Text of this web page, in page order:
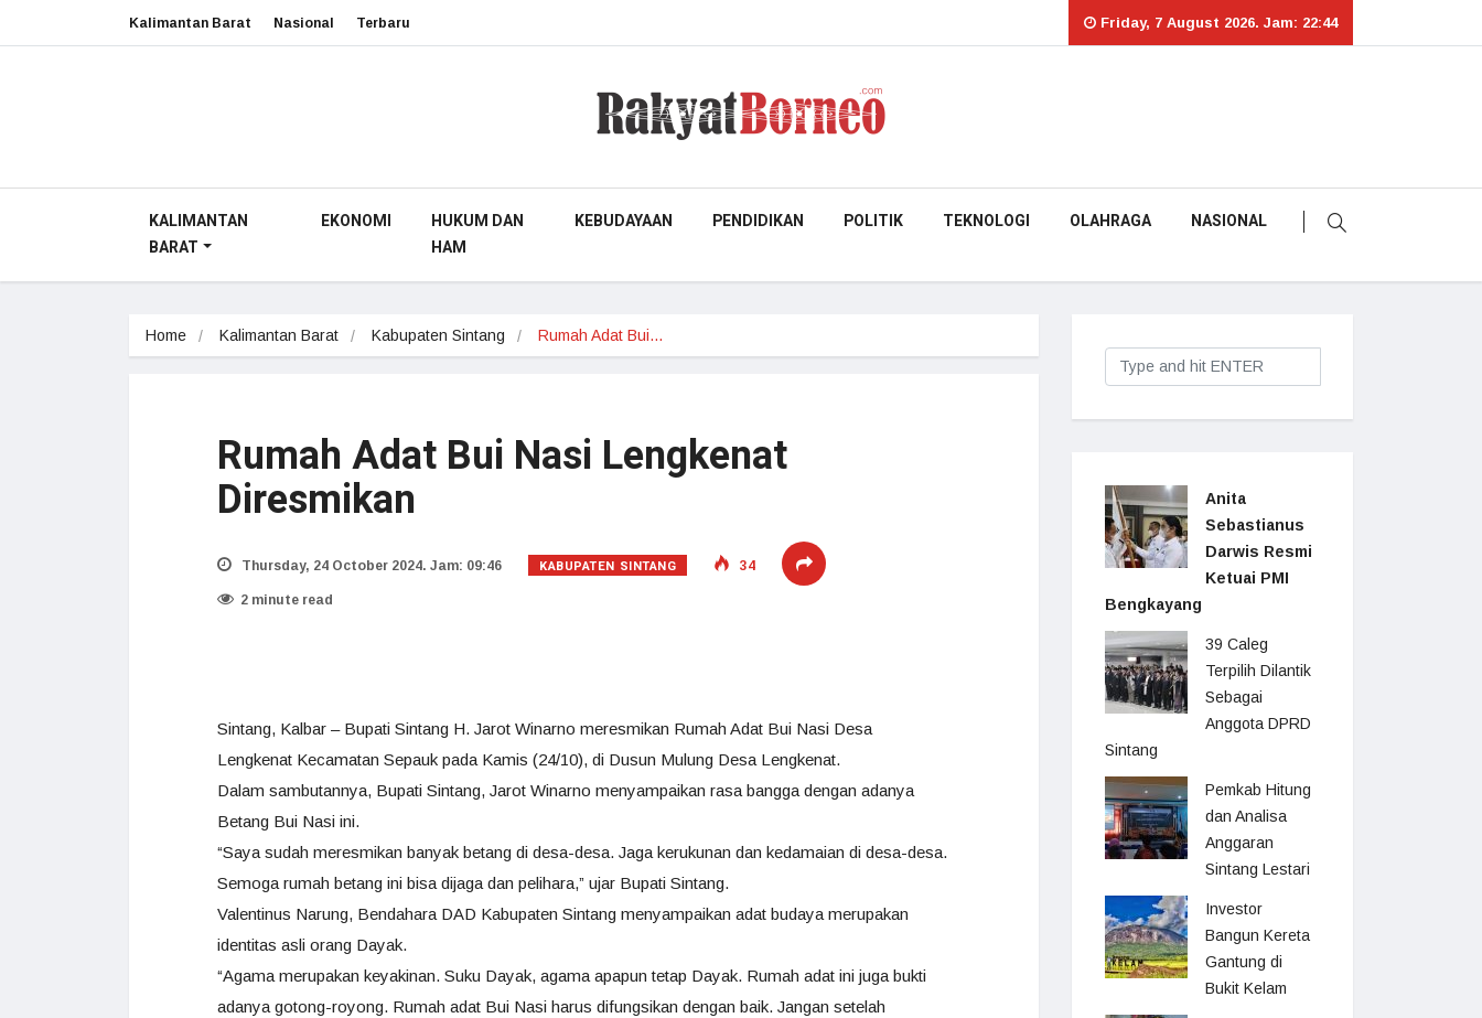
Kalimantan Barat Nasional Terbaru Friday, 7 August 2026. Jam: 22:44
KALIMANTAN
BARAT
EKONOMI
HUKUM DAN
HAM
KEBUDAYAAN PENDIDIKAN POLITIK TEKNOLOGI OLAHRAGA NASIONAL
Home Kalimantan Barat Kabupaten Sintang Rumah Adat Bui…
Rumah Adat Bui Nasi Lengkenat
Diresmikan
Thursday, 24 October 2024. Jam: 09:46 KABUPATEN SINTANG 34
2 minute read
Sintang, Kalbar – Bupati Sintang H. Jarot Winarno meresmikan Rumah Adat Bui Nasi Desa
Lengkenat Kecamatan Sepauk pada Kamis (24/10), di Dusun Mulung Desa Lengkenat.
Dalam sambutannya, Bupati Sintang, Jarot Winarno menyampaikan rasa bangga dengan adanya
Betang Bui Nasi ini.
“Saya sudah meresmikan banyak betang di desa-desa. Jaga kerukunan dan kedamaian di desa-desa.
Semoga rumah betang ini bisa dijaga dan pelihara,” ujar Bupati Sintang.
Valentinus Narung, Bendahara DAD Kabupaten Sintang menyampaikan adat budaya merupakan
identitas asli orang Dayak.
“Agama merupakan keyakinan. Suku Dayak, agama apapun tetap Dayak. Rumah adat ini juga bukti
adanya gotong-royong. Rumah adat Bui Nasi harus difungsikan dengan baik. Jangan setelah
Anita
Sebastianus
Darwis Resmi
Ketuai PMI
Bengkayang
39 Caleg
Terpilih Dilantik
Sebagai
Anggota DPRD
Sintang
Pemkab Hitung
dan Analisa
Anggaran
Sintang Lestari
Investor
Bangun Kereta
Gantung di
Bukit Kelam